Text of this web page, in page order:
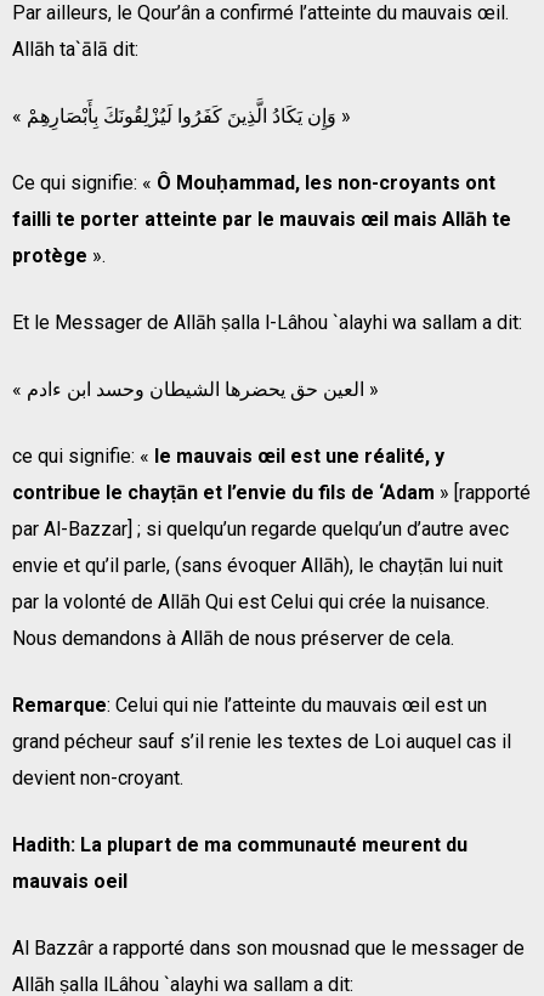
Par ailleurs, le Qour’ân a confirmé l’atteinte du mauvais œil.
Allāh ta`ālā dit:
« وَإِن يَكَادُ الَّذِينَ كَفَرُوا لَيُزْلِقُونَكَ بِأَبْصَارِهِمْ »
Ce qui signifie: « Ô Mouḥammad, les non-croyants ont
failli te porter atteinte par le mauvais œil mais Allāh te
protège ».
Et le Messager de Allāh ṣalla l-Lâhou `alayhi wa sallam a dit:
« العين حق يحضرها الشيطان وحسد ابن ءادم »
ce qui signifie: « le mauvais œil est une réalité, y
contribue le chayṭān et l’envie du fils de ‘Adam » [rapporté
par Al-Bazzar] ; si quelqu’un regarde quelqu’un d’autre avec
envie et qu’il parle, (sans évoquer Allāh), le chayṭān lui nuit
par la volonté de Allāh Qui est Celui qui crée la nuisance.
Nous demandons à Allāh de nous préserver de cela.
Remarque: Celui qui nie l’atteinte du mauvais œil est un
grand pécheur sauf s’il renie les textes de Loi auquel cas il
devient non-croyant.
Hadith: La plupart de ma communauté meurent du
mauvais oeil
Al Bazzâr a rapporté dans son mousnad que le messager de
Allāh ṣalla lLâhou `alayhi wa sallam a dit: